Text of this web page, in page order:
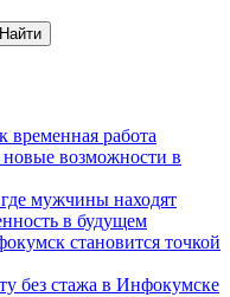
Найти
временная работа
возможности в
мужчины находят
в будущем
становится точкой
без стажа в Инфокумске